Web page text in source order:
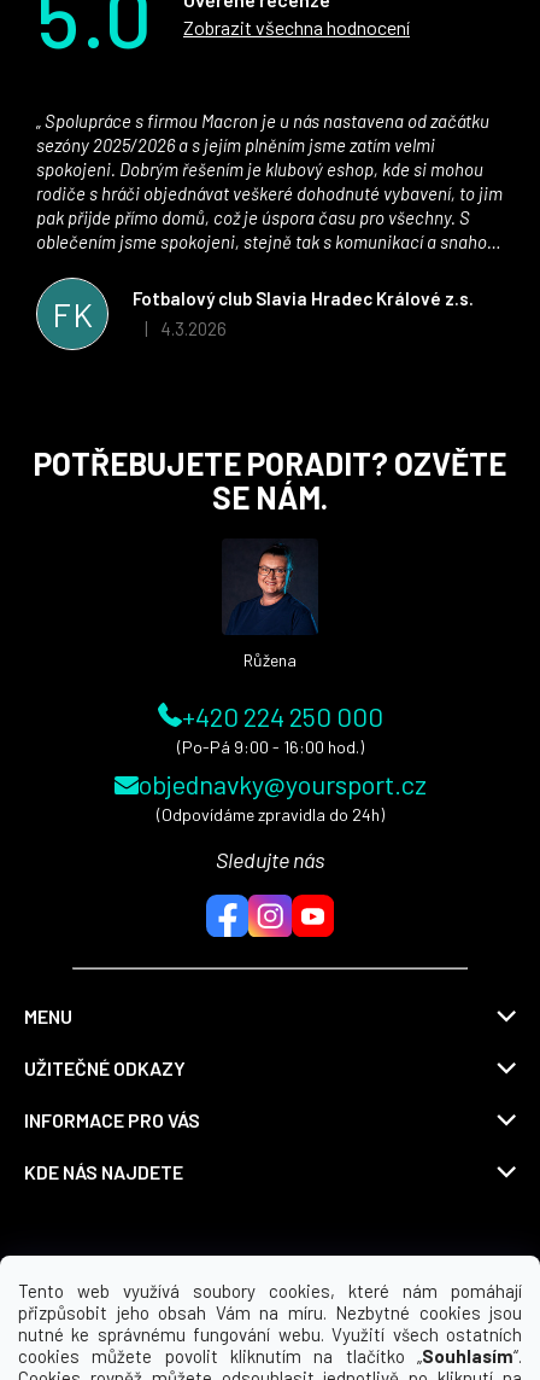
Tento web využívá soubory cookies, které nám pomáhají
přizpůsobit jeho obsah Vám na míru. Nezbytné cookies jsou
nutné ke správnému fungování webu. Využití všech ostatních
cookies můžete povolit kliknutím na tlačítko „Souhlasím“.
Zobrazit všechna hodnocení
FK
Fotbalový club Slavia Hradec Králové z.s.
Hodnocení obchodu je 5 z 5 hvězdiček.
| 4.3.2026
sezóny 2025/2026 a s jejím plněním jsme zatím velmi
spokojeni. Dobrým řešením je klubový eshop, kde si mohou
rodiče s hráči objednávat veškeré dohodnuté vybavení, to jim
pak přijde přímo domů, což je úspora času pro všechny. S
oblečením jsme spokojeni, stejně tak s komunikací a snahou
stran. Věříme, že v tomto duchu bude spolupráce pokračovat
i nadále, nyní už začínáme řešit i první sady dresů ;)
POTŘEBUJETE PORADIT? OZVĚTE
SE NÁM.
Růžena
+420 224 250 000
(Po-Pá 9:00 - 16:00 hod.)
objednavky@yoursport.cz
(Odpovídáme zpravidla do 24h)
Sledujte nás
MENU
UŽITEČNÉ ODKAZY
INFORMACE PRO VÁS
KDE NÁS NAJDETE
Možnosti dopravy